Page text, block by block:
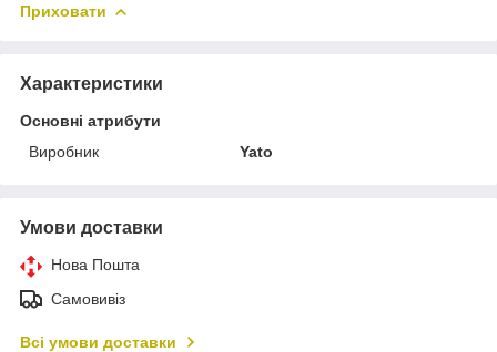
Приховати
Характеристики
Основні атрибути
Виробник
Yato
Умови доставки
Нова Пошта
Самовивіз
Всі умови доставки